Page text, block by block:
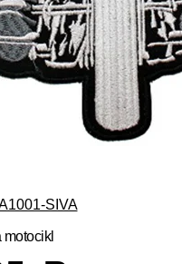
SIVA